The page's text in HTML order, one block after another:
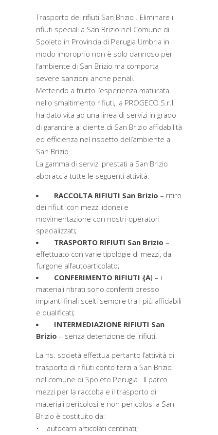
Trasporto dei rifiuti San Brizio . Eliminare i
rifiuti speciali a San Brizio nel Comune di
Spoleto in Provincia di Perugia Umbria in
modo improprio non è solo dannoso per
l’ambiente di San Brizio ma comporta
severe sanzioni anche penali.
Mettendo a frutto l’esperienza maturata
nello smaltimento rifiuti, la PROGECO S.r.l.
ha dato vita ad una linea di servizi in grado
di garantire al cliente di San Brizio affidabilità
ed efficienza nel rispetto dell’ambiente a
San Brizio .
La gamma di servizi prestati a San Brizio
abbraccia tutte le seguenti attività:
RACCOLTA RIFIUTI San Brizio – ritiro
dei rifiuti con mezzi idonei e
movimentazione con nostri operatori
specializzati;
TRASPORTO RIFIUTI San Brizio –
effettuato con varie tipologie di mezzi, dal
furgone all’autoarticolato;
CONFERIMENTO RIFIUTI {A} – i
materiali ritirati sono conferiti presso
impianti finali scelti sempre tra i più affidabili
e qualificati;
INTERMEDIAZIONE RIFIUTI San
Brizio – senza detenzione dei rifiuti.
La ns. società effettua pertanto l’attività di
trasporto di rifiuti conto terzi a San Brizio
nel comune di Spoleto Perugia . Il parco
mezzi per la raccolta e il trasporto di
materiali pericolosi e non pericolosi a San
Brizio è costituito da:
• autocarri articolati centinati;